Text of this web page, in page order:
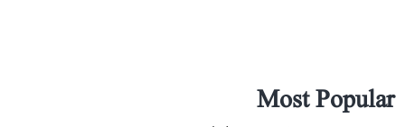
Most Popular